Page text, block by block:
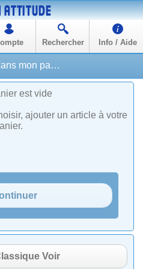
Rechercher Info / Aide
Qu'y a t'il dans mon panier ?
est vide
ajouter un article à votre
Voir